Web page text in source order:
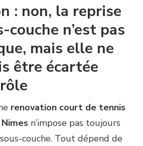
: non, la reprise
couche n’est pas
mais elle ne
être écartée
renovation court de tennis
n’impose pas toujours
couche. Tout dépend de